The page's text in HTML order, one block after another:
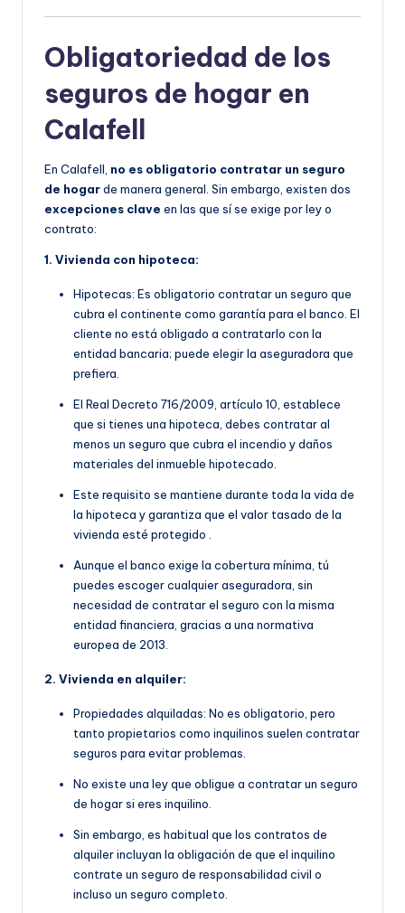
Obligatoriedad de los
seguros de hogar en
Calafell
En Calafell, no es obligatorio contratar un seguro
de hogarde manera general. Sin embargo, existen dos
excepciones clave en las que sí se exige por ley o
contrato:
1. Vivienda con hipoteca:
Hipotecas: Es obligatorio contratar un seguro que
cubra el continente como garantía para el banco. El
cliente no está obligado a contratarlo con la
entidad bancaria; puede elegir la aseguradora que
prefiera.
El Real Decreto 716/2009, artículo 10, establece
que si tienes una hipoteca, debes contratar al
menos un seguro que cubra el incendio y daños
materiales del inmueble hipotecado.
Este requisito se mantiene durante toda la vida de
la hipoteca y garantiza que el valor tasado de la
vivienda esté protegido .
Aunque el banco exige la cobertura mínima, tú
puedes escoger cualquier aseguradora, sin
necesidad de contratar el seguro con la misma
entidad financiera, gracias a una normativa
europea de 2013.
2. Vivienda en alquiler:
Propiedades alquiladas: No es obligatorio, pero
tanto propietarios como inquilinos suelen contratar
seguros para evitar problemas.
No existe una ley que obligue a contratar un seguro
de hogar si eres inquilino.
Sin embargo, es habitual que los contratos de
alquiler incluyan la obligación de que el inquilino
contrate un seguro de responsabilidad civil o
incluso un seguro completo.